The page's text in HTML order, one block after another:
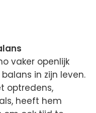
vaker openlijk
in zijn leven.
optredens,
heeft hem